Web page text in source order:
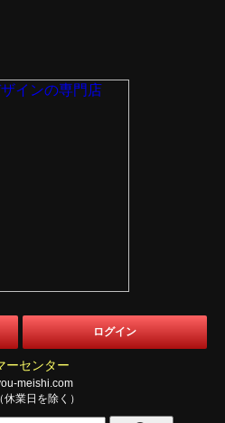
ログイン
ーセンター
meishi.com
業日を除く）